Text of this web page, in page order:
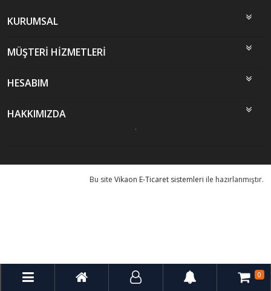
KURUMSAL
MÜŞTERİ HİZMETLERİ
HESABIM
HAKKIMIZDA
Bu site Vikaon E-Ticaret sistemleri ile hazırlanmıştır.
0